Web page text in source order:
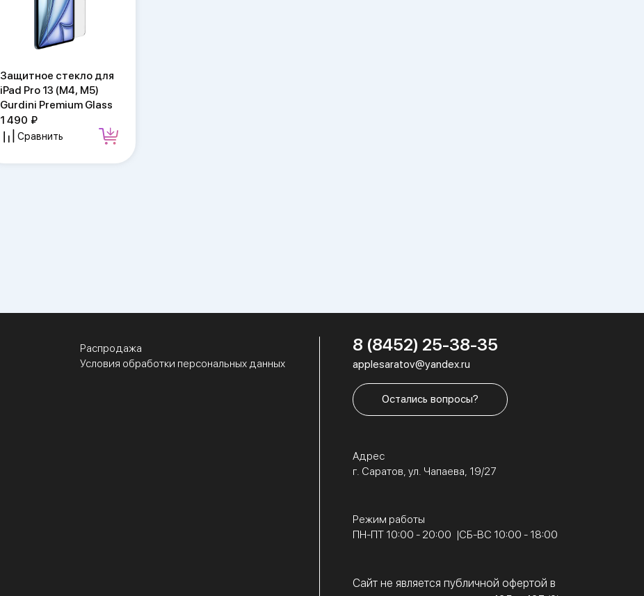
Защитное стекло для
iPad Pro 13 (M4, M5)
Gurdini Premium Glass
1 490
Сравнить
Распродажа
Условия обработки персональных данных
8 (8452) 25-38-35
applesaratov@yandex.ru
Остались вопросы?
Адрес
г. Саратов, ул. Чапаева, 19/27
Режим работы
ПН-ПТ 10:00 - 20:00
СБ-ВС 10:00 - 18:00
Сайт не является публичной офертой в